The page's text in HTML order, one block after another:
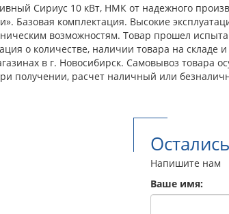
Сириус 10 кВт, НМК от надежного
Базовая комплектация. Высокие
возможностям. Товар прошел
о количестве, наличии товара на складе
в г. Новосибирск. Самовывоз товара
получении, расчет наличный или
Напишите нам
Ваше имя: